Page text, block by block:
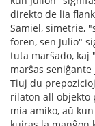
direkto de lia
Samiel, simetrie,
foren, sen Julio"
tuta marŝado, kaj
marŝas seniĝante
Tiuj du
rilaton all objekto
mia amiko, aŭ